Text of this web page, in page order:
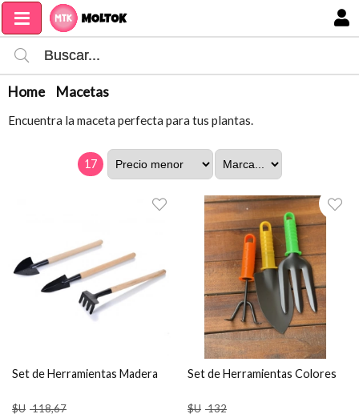
Home Macetas
Encuentra la maceta perfecta para tus plantas.
17
Set de Herramientas Madera
$U 118,67
Set de Herramientas Colores
$U 132